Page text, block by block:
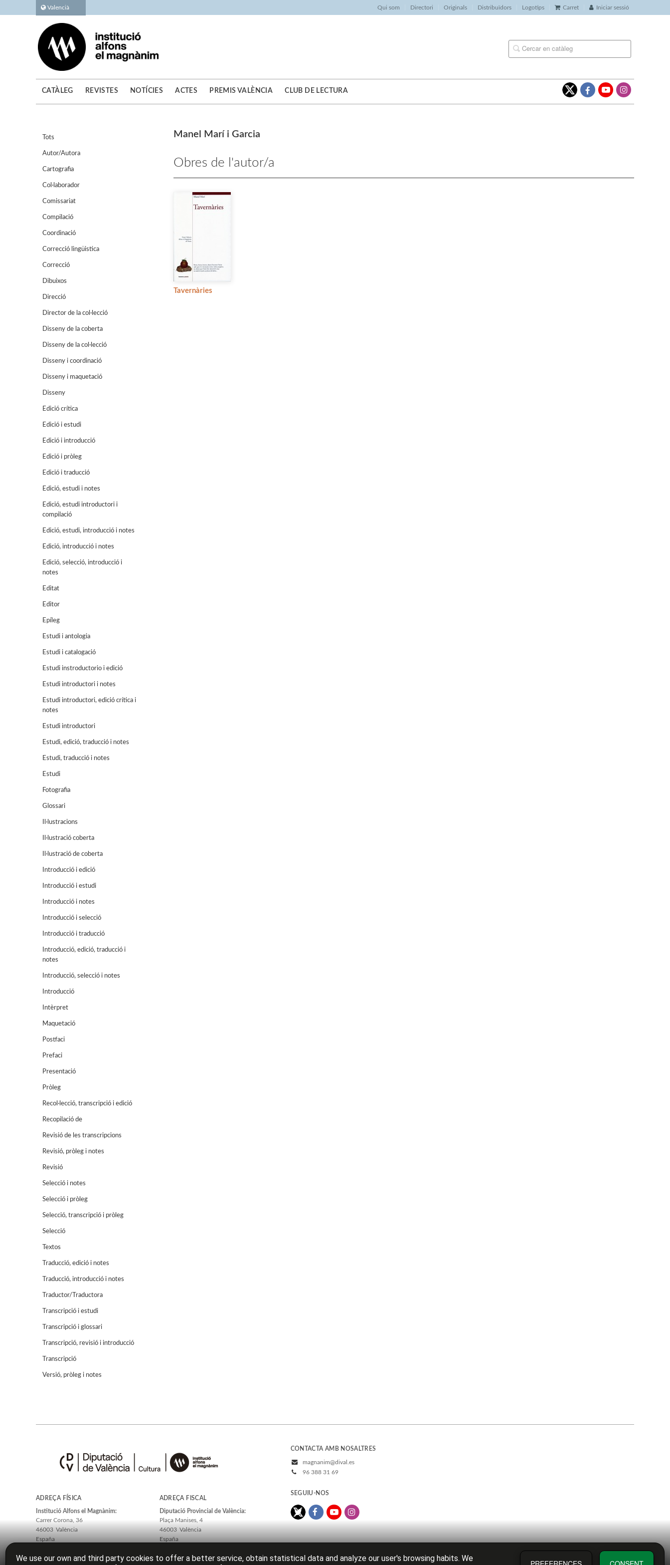
Valencià Qui som Directori Originals Distribuïdors Logotips Carret Iniciar sessió
CATÀLEG REVISTES NOTÍCIES ACTES PREMIS VALÈNCIA CLUB DE LECTURA
Tots
Autor/Autora
Cartografia
Col·laborador
Comissariat
Compilació
Coordinació
Correcció lingüistica
Correcció
Dibuixos
Direcció
Director de la col·lecció
Disseny de la coberta
Disseny de la col·lecció
Disseny i coordinació
Disseny i maquetació
Disseny
Edició crítica
Edició i estudi
Edició i introducció
Edició i pròleg
Edició i traducció
Edició, estudi i notes
Edició, estudi introductori i
compilació
Edició, estudi, introducció i notes
Edició, introducció i notes
Edició, selecció, introducció i
notes
Editat
Editor
Epíleg
Estudi i antologia
Estudi i catalogació
Estudi instroductorio i edició
Estudi introductori i notes
Estudi introductori, edició crítica i
notes
Estudi introductori
Estudi, edició, traducció i notes
Estudi, traducció i notes
Estudi
Fotografia
Glossari
Il·lustracions
Il·lustració coberta
Il·lustració de coberta
Introducció i edició
Introducció i estudi
Introducció i notes
Introducció i selecció
Introducció i traducció
Introducció, edició, traducció i
notes
Introducció, selecció i notes
Introducció
Intèrpret
Maquetació
Postfaci
Prefaci
Presentació
Pròleg
Recol·lecció, transcripció i edició
Recopilació de
Revisió de les transcripcions
Revisió, pròleg i notes
Revisió
Selecció i notes
Selecció i pròleg
Selecció, transcripció i pròleg
Selecció
Textos
Traducció, edició i notes
Traducció, introducció i notes
Traductor/Traductora
Transcripció i estudi
Transcripció i glossari
Transcripció, revisió i introducció
Transcripció
Versió, pròleg i notes
Manel Marí i Garcia
Obres de l'autor/a
Tavernàries
ADREÇA FÍSICA
Institució Alfons el Magnànim:
Carrer Corona, 36
46003 València
España
ADREÇA FISCAL
Diputació Provincial de València:
Plaça Manises, 4
46003 València
España
CONTACTA AMB NOSALTRES
magnanim@dival.es
96 388 31 69
SEGUIU-NOS
We use our own and third party cookies to offer a better service, obtain statistical data and analyze our user's browsing habits. We